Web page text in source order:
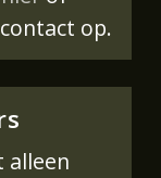
op.
alleen